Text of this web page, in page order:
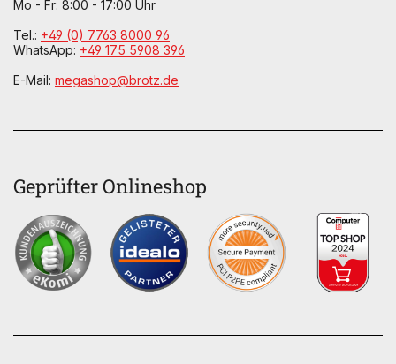
Mo - Fr: 8:00 - 17:00 Uhr
Tel.: +49 (0) 7763 8000 96
WhatsApp: +49 175 5908 396
E-Mail: megashop@brotz.de
Geprüfter Onlineshop